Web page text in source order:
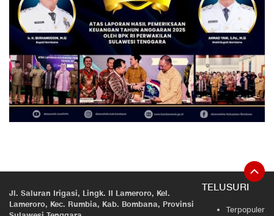
Jl. Saluran Irigasi, Lingk. II Lameroro, Kel.
Lameroro, Kec. Rumbia, Kab. Bombana, Provinsi
TELUSURI
Terpopuler